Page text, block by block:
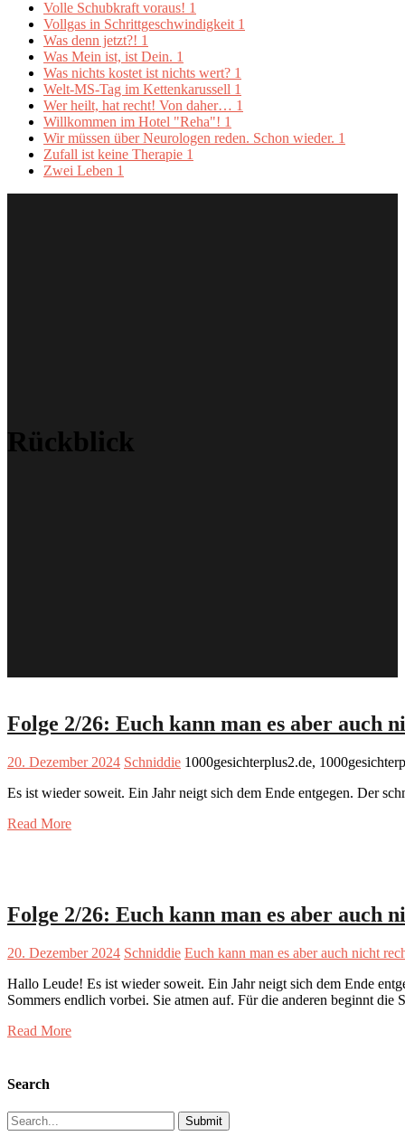
Volle Schubkraft voraus! 1
Vollgas in Schrittgeschwindigkeit 1
Was denn jetzt?! 1
Was Mein ist, ist Dein. 1
Was nichts kostet ist nichts wert? 1
Welt-MS-Tag im Kettenkarussell 1
Wer heilt, hat recht! Von daher… 1
Willkommen im Hotel "Reha"! 1
Wir müssen über Neurologen reden. Schon wieder. 1
Zufall ist keine Therapie 1
Zwei Leben 1
Rückblick
Folge 2/26: Euch kann man es aber auch
20. Dezember 2024 Schniddie 1000gesichterplus2.de,
Es ist wieder soweit. Ein Jahr neigt sich dem Ende entgegen. Der
Read More
Folge 2/26: Euch kann man es aber auch
20. Dezember 2024 Schniddie Euch kann man es aber auch nicht
Hallo Leude! Es ist wieder soweit. Ein Jahr neigt sich dem Ende
Sommers endlich vorbei. Sie atmen auf. Für die anderen beginnt
Read More
Search
Search